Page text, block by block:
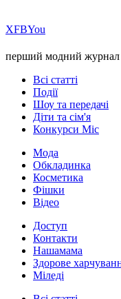
ХFBYou
перший модний
Всі статті
Події
Шоу та передачі
Діти та сім'я
Конкурси Міс
Мода
Обкладинка
Косметика
Фішки
Відео
Доступ
Контакти
Нашамама
Здорове
Міледі